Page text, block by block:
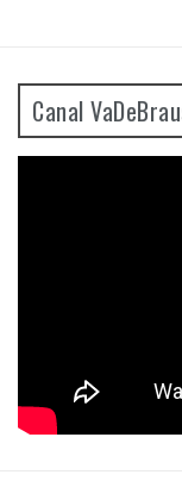
Canal